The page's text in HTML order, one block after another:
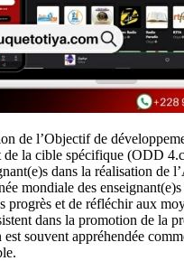
de l’Objectif de
de la cible spécifique (ODD
dans la réalisation de
mondiale des
progrès et de réfléchir aux
dans la promotion de la
souvent appréhendée